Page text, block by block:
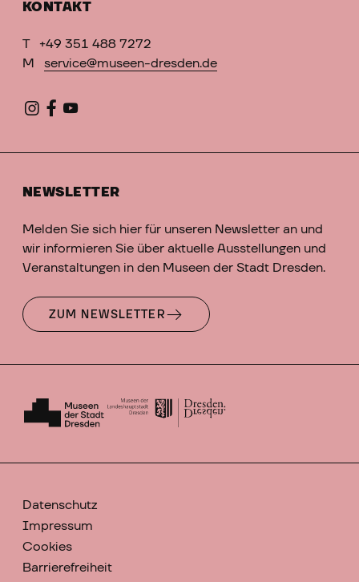
KONTAKT
T
+49 351 488 7272
M
service@museen-dresden.de
NEWSLETTER
Melden Sie sich hier für unseren Newsletter an und
wir informieren Sie über aktuelle Ausstellungen und
Veranstaltungen in den Museen der Stadt Dresden.
ZUM NEWSLETTER
Datenschutz
Impressum
Cookies
Barrierefreiheit